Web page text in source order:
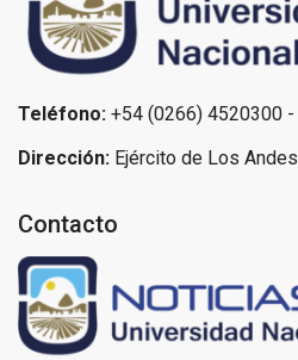
Teléfono: +54 (0266) 4520300
Dirección: Ejército de Los
Contacto